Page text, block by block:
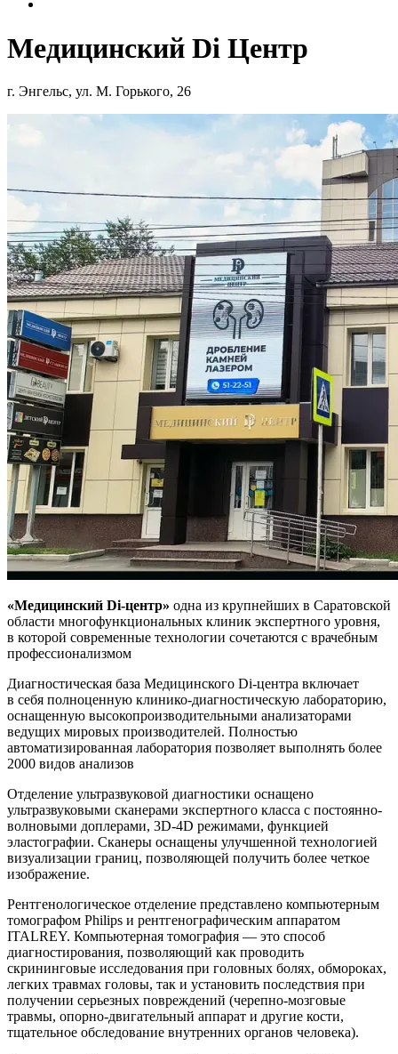
Медицинский Di Центр
г. Энгельс, ул. М. Горького, 26
«Медицинский Di-центр» одна из крупнейших в Саратовской
области многофункциональных клиник экспертного уровня,
в которой современные технологии сочетаются с врачебным
профессионализмом
Диагностическая база Медицинского Di-центра включает
в себя полноценную клинико-диагностическую лабораторию,
оснащенную высокопроизводительными анализаторами
ведущих мировых производителей. Полностью
автоматизированная лаборатория позволяет выполнять более
2000 видов анализов
Отделение ультразвуковой диагностики оснащено
ультразвуковыми сканерами экспертного класса с постоянно-
волновыми доплерами, 3D-4D режимами, функцией
эластографии. Сканеры оснащены улучшенной технологией
визуализации границ, позволяющей получить более четкое
изображение.
Рентгенологическое отделение представлено компьютерным
томографом Philips и рентгенографическим аппаратом
ITALREY. Компьютерная томография — это способ
диагностирования, позволяющий как проводить
скрининговые исследования при головных болях, обмороках,
легких травмах головы, так и установить последствия при
получении серьезных повреждений (черепно-мозговые
травмы, опорно-двигательный аппарат и другие кости,
тщательное обследование внутренних органов человека).